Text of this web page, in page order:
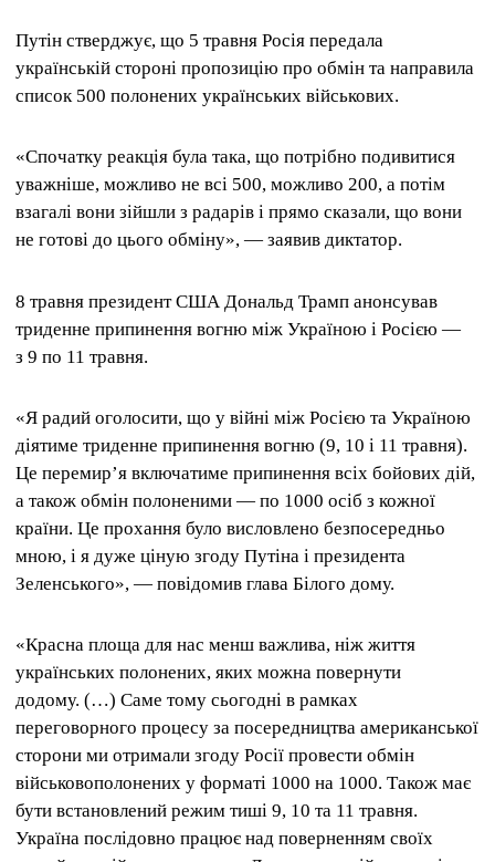
Путін стверджує, що 5 травня Росія передала
українській стороні пропозицію про обмін та направила
список 500 полонених українських військових.
«Спочатку реакція була така, що потрібно подивитися
уважніше, можливо не всі 500, можливо 200, а потім
взагалі вони зійшли з радарів і прямо сказали, що вони
не готові до цього обміну», — заявив диктатор.
8 травня президент США Дональд Трамп анонсував
триденне припинення вогню між Україною і Росією —
з 9 по 11 травня.
«Я радий оголосити, що у війні між Росією та Україною
діятиме триденне припинення вогню (9, 10 і 11 травня).
Це перемир’я включатиме припинення всіх бойових дій,
а також обмін полоненими — по 1000 осіб з кожної
країни. Це прохання було висловлено безпосередньо
мною, і я дуже ціную згоду Путіна і президента
Зеленського», — повідомив глава Білого дому.
«Красна площа для нас менш важлива, ніж життя
українських полонених, яких можна повернути
додому. (…) Саме тому сьогодні в рамках
переговорного процесу за посередництва американської
сторони ми отримали згоду Росії провести обмін
військовополонених у форматі 1000 на 1000. Також має
бути встановлений режим тиші 9, 10 та 11 травня.
Україна послідовно працює над поверненням своїх